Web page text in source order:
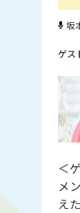
坂
＜
メ
え